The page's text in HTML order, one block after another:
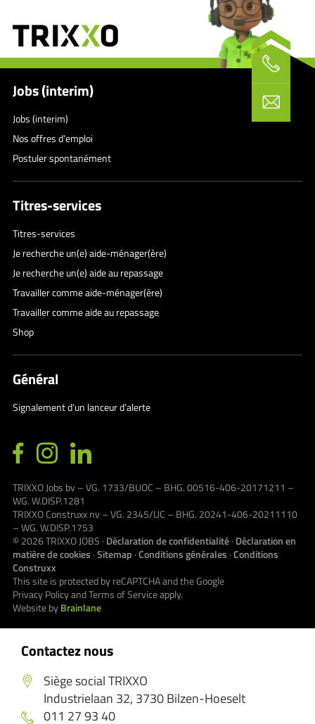
Contactez nous
Siège social TRIXXO
Industrielaan 32, 3730 Bilzen-Hoeselt
011 27 93 40
Jobs (interim)
Jobs (interim)
Nos offres d’emploi
Postuler spontanément
Titres-services
Titres-services
Je recherche un(e) aide-ménager(ère)
Je recherche un(e) aide au repassage
Travailler comme aide-ménager(ère)
Travailler comme aide au repassage
Shop
Général
Signalement d’un lanceur d’alerte
TRIXXO Jobs bv – VG. 1733/BUOC – BHG. 00516-406-20171211 –
WG. W.DISP.1281
TRIXXO Construxx nv – VG. 2345/UC – BHG. 20241-406-20211110
– WG. W.DISP.1753
© 2026TRIXXO JOBS · Déclaration de confidentialité· Déclaration en
matière de cookies ·Sitemap ·Conditions générales ·Conditions
Construxx
This site is protected by reCAPTCHA and the Google
Privacy PolicyandTerms of Serviceapply.
Website byBrainlane